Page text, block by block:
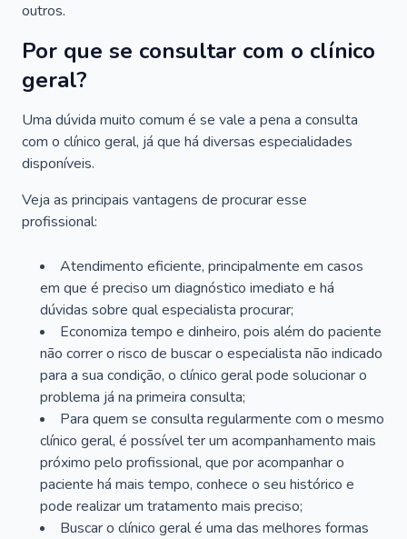
outros.
Por que se consultar com o clínico
geral?
Uma dúvida muito comum é se vale a pena a consulta
com o clínico geral, já que há diversas especialidades
disponíveis.
Veja as principais vantagens de procurar esse
profissional:
Atendimento eficiente, principalmente em casos
em que é preciso um diagnóstico imediato e há
dúvidas sobre qual especialista procurar;
Economiza tempo e dinheiro, pois além do paciente
não correr o risco de buscar o especialista não indicado
para a sua condição, o clínico geral pode solucionar o
problema já na primeira consulta;
Para quem se consulta regularmente com o mesmo
clínico geral, é possível ter um acompanhamento mais
próximo pelo profissional, que por acompanhar o
paciente há mais tempo, conhece o seu histórico e
pode realizar um tratamento mais preciso;
Buscar o clínico geral é uma das melhores formas